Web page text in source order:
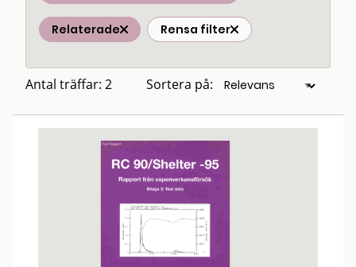
Relaterade Rensa filter
Antal träffar: 2 Sortera på: